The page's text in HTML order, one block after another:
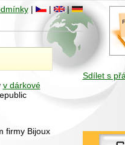
Sdílet s
| | |
v dárkové
firmy Bijoux